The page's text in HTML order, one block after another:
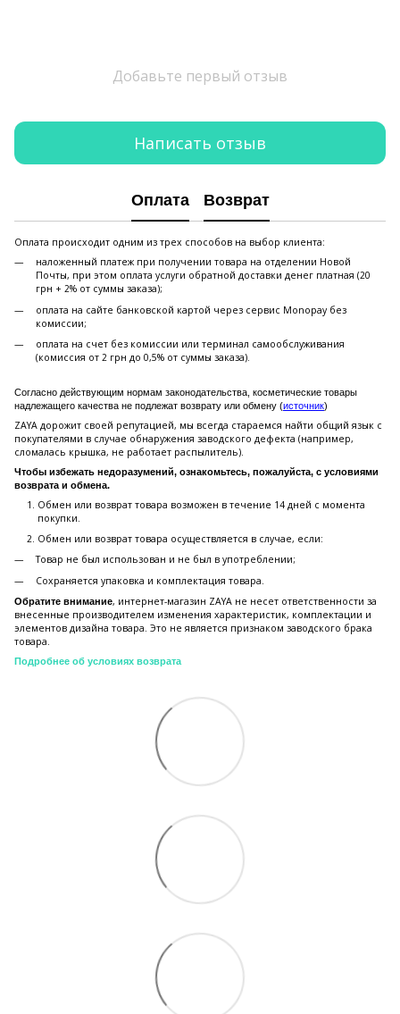
Добавьте первый отзыв
Написать отзыв
Оплата Возврат
Оплата происходит одним из трех способов на выбор клиента:
наложенный платеж при получении товара на отделении Новой
Почты, при этом оплата услуги обратной доставки денег платная (20
грн + 2% от суммы заказа);
оплата на сайте банковской картой через сервис Monopay без
комиссии;
оплата на счет без комиссии или терминал самообслуживания
(комиссия от 2 грн до 0,5% от суммы заказа).
Согласно действующим нормам законодательства, косметические товары
надлежащего качества не подлежат возврату или обмену (источник)
ZAYA дорожит своей репутацией, мы всегда стараемся найти общий язык с
покупателями в случае обнаружения заводского дефекта (например,
сломалась крышка, не работает распылитель).
Чтобы избежать недоразумений, ознакомьтесь, пожалуйста, с условиями
возврата и обмена.
Обмен или возврат товара возможен в течение 14 дней с момента
покупки.
Обмен или возврат товара осуществляется в случае, если:
Товар не был использован и не был в употреблении;
Сохраняется упаковка и комплектация товара.
Обратите внимание, интернет-магазин ZAYA не несет ответственности за
внесенные производителем изменения характеристик, комплектации и
элементов дизайна товара. Это не является признаком заводского брака
товара.
Подробнее об условиях возврата